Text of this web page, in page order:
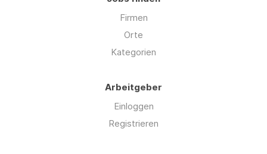
Firmen
Orte
Kategorien
Arbeitgeber
Einloggen
Registrieren